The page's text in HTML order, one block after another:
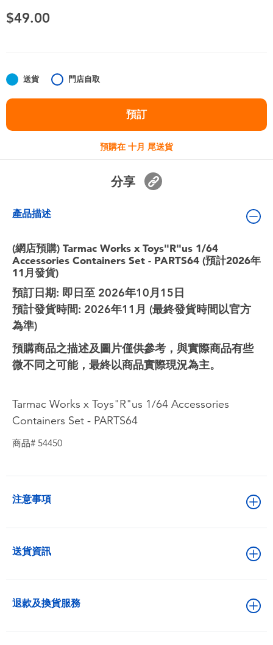
夏日用品
任天堂 Switch
盲盒
$49.00
送貨 門店自取
預訂
預購在 十月 尾送貨
分享
產品描述
(網店預購) Tarmac Works x Toys"R"us 1/64
Accessories Containers Set - PARTS64 (預計2026年
11月發貨)
預訂日期: 即日至 2026年10月15日
預計發貨時間: 2026年11月 (最終發貨時間以官方
為準)
預購商品之描述及圖片僅供參考，與實際商品有些
微不同之可能，最終以商品實際現況為主。
Tarmac Works x Toys"R"us 1/64 Accessories
Containers Set - PARTS64
商品# 54450
注意事項
送貨資訊
退款及換貨服務